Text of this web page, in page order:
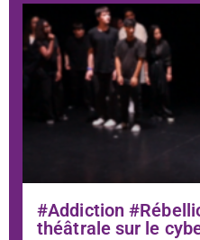
#Addiction
théâtrale sur le